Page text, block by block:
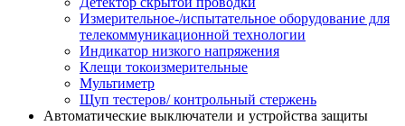
Измерительное-/испытательное оборудование для
телекоммуникационной технологии
Индикатор низкого напряжения
Клещи токоизмерительные
Мультиметр
Щуп тестеров/ контрольный стержень
Автоматические выключатели и устройства защиты